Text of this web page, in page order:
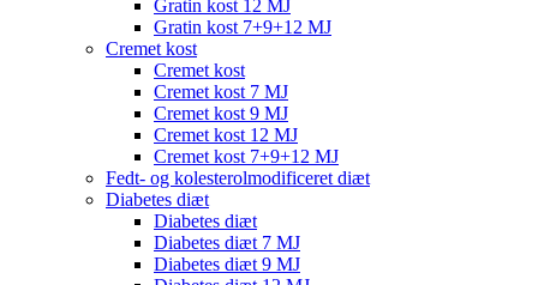
Gratin kost 12 MJ
Gratin kost 7+9+12 MJ
Cremet kost
Cremet kost
Cremet kost 7 MJ
Cremet kost 9 MJ
Cremet kost 12 MJ
Cremet kost 7+9+12 MJ
Fedt- og kolesterolmodificeret diæt
Diabetes diæt
Diabetes diæt
Diabetes diæt 7 MJ
Diabetes diæt 9 MJ